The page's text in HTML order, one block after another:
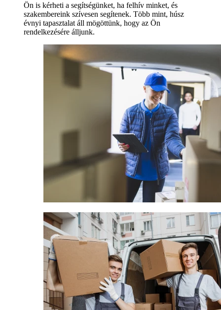
Ön is kérheti a segítségünket, ha felhív minket, és
szakembereink szívesen segítenek. Több mint, húsz
évnyi tapasztalat áll mögöttünk, hogy az Ön
rendelkezésére álljunk.